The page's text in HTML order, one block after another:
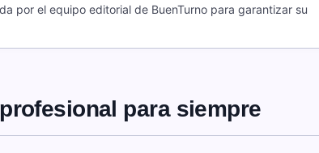
por el equipo editorial de BuenTurno para garantizar su
para siempre